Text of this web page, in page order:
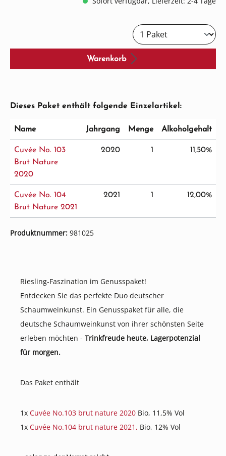
Warenkorb
Dieses Paket enthält folgende Einzelartikel:
Name Jahrgang Menge Alkoholgehalt
Cuvée No. 103
Brut Nature
2020
2020 1 11,50%
Cuvée No. 104
Brut Nature 2021
2021 1 12,00%
Produktnummer: 981025
Riesling-Faszination im Genusspaket!
Entdecken Sie das perfekte Duo deutscher
Schaumweinkunst. Ein Genusspaket für alle, die
deutsche Schaumweinkunst von ihrer schönsten Seite
erleben möchten - Trinkfreude heute, Lagerpotenzial
für morgen.
Das Paket enthält
1x Cuvée No.103 brut nature 2020 Bio, 11,5% Vol
1x Cuvée No.104 brut nature 2021, Bio, 12% Vol